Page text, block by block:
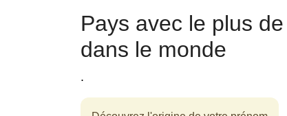
Pays avec le plus
dans le monde
.